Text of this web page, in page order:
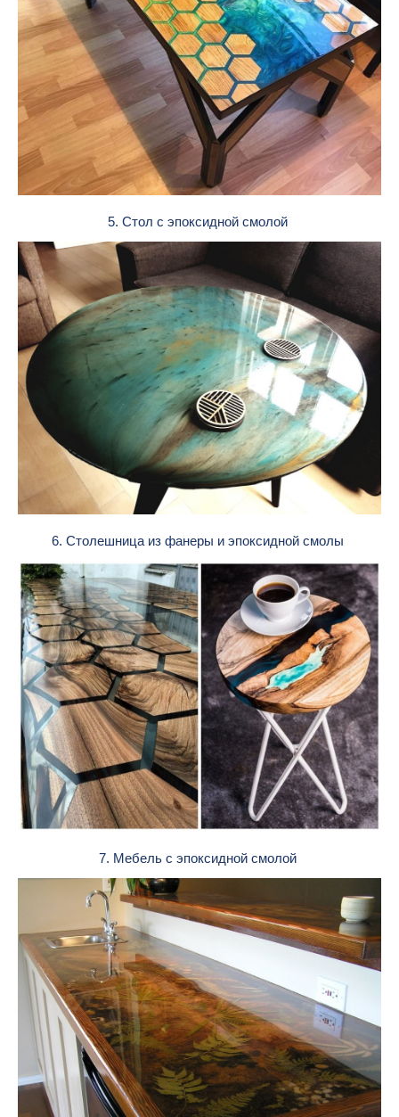
5. Стол с эпоксидной смолой
6. Столешница из фанеры и эпоксидной смолы
7. Мебель с эпоксидной смолой